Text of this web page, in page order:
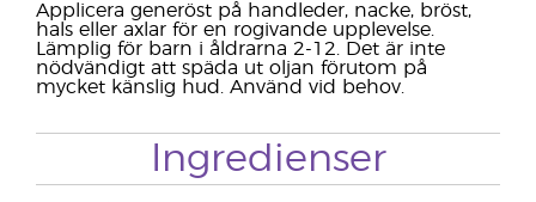
Applicera generöst på handleder, nacke, bröst,
hals eller axlar för en rogivande upplevelse.
Lämplig för barn i åldrarna 2-12. Det är inte
nödvändigt att späda ut oljan förutom på
mycket känslig hud. Använd vid behov.
Ingredienser